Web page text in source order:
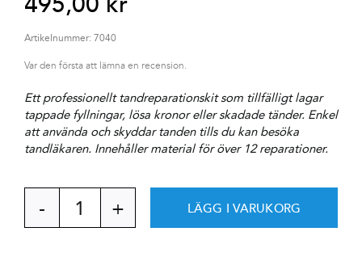
Artikelnummer:7040
Var den första att lämna en recension.
Ett professionellt tandreparationskit som tillfälligt lagar
tappade fyllningar, lösa kronor eller skadade tänder. Enkel
att använda och skyddar tanden tills du kan besöka
tandläkaren. Innehåller material för över 12 reparationer.
EKULF
Tooth
LÄGG I VARUKORG